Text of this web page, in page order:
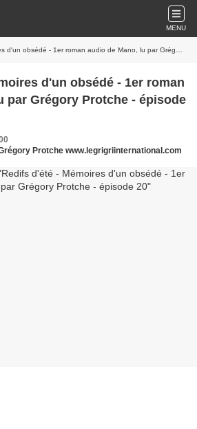
MENU
- 1er roman audio de Mano, lu par Grégory Protche - épisode 20
d'un obsédé - 1er roman
par Grégory Protche - épisode
Protche www.legrigriinternational.com